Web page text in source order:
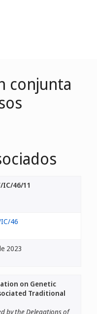
conjunta
IC/46/11
IC/46
2023
on Genetic
Traditional
by the Delegations of